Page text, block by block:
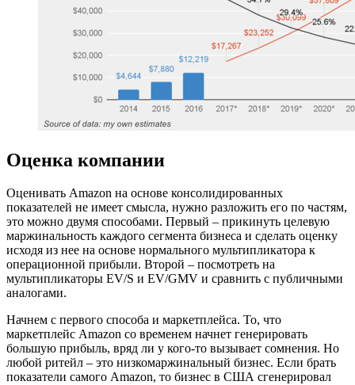
Оценка компании
Оценивать Amazon на основе консолидированных
показателей не имеет смысла, нужно разложить его по частям,
это можно двумя способами. Первый – прикинуть целевую
маржинальность каждого сегмента бизнеса и сделать оценку
исходя из нее на основе нормального мультипликатора к
операционной прибыли. Второй – посмотреть на
мультипликаторы EV/S и EV/GMV и сравнить с публичными
аналогами.
Начнем с первого способа и маркетплейса. То, что
маркетплейс Amazon со временем начнет генерировать
большую прибыль, вряд ли у кого-то вызывает сомнения. Но
любой ритейл – это низкомаржинальный бизнес. Если брать
показатели самого Amazon, то бизнес в США сгенерировал